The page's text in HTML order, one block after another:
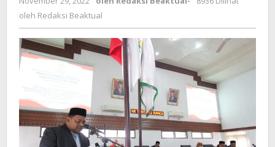
oleh Redaksi Beaktual